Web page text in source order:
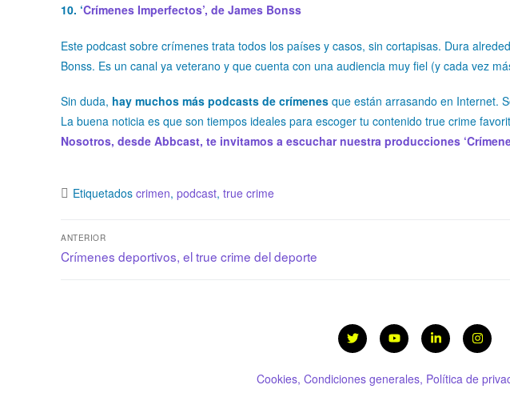
10. ‘Crímenes Imperfectos’, de James Bonss
Este podcast sobre crímenes trata todos los países y casos, sin cortapisas. Dura
Bonss. Es un canal ya veterano y que cuenta con una audiencia muy fiel (y cada vez
Sin duda, hay muchos más podcasts de crímenes que están arrasando en Internet.
La buena noticia es que son tiempos ideales para escoger tu contenido true crime
Nosotros, desde Abbcast, te invitamos a escuchar nuestra producciones
Etiquetados crimen, podcast, true crime
ANTERIOR
Crímenes deportivos, el true crime del deporte
Cookies, Condiciones generales, Política de